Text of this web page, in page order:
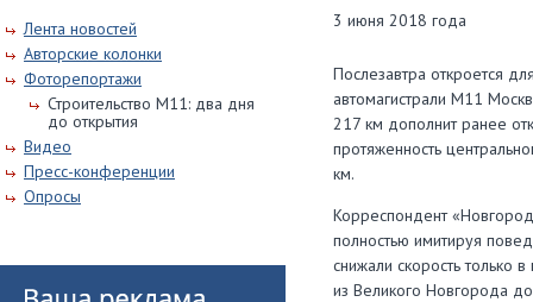
Лента новостей
Авторские колонки
Фоторепортажи
Строительство М11: два дня
до открытия
Видео
Пресс-конференции
Опросы
3 июня 2018 года
Послезавтра откроется
автомагистрали М11
217 км дополнит ранее
протяженность
км.
Корреспондент
полностью имитируя
снижали скорость только
из Великого Новгорода